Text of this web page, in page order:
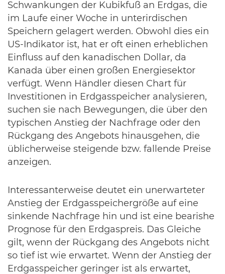
Schwankungen der Kubikfuß an Erdgas, die
im Laufe einer Woche in unterirdischen
Speichern gelagert werden. Obwohl dies ein
US-Indikator ist, hat er oft einen erheblichen
Einfluss auf den kanadischen Dollar, da
Kanada über einen großen Energiesektor
verfügt. Wenn Händler diesen Chart für
Investitionen in Erdgasspeicher analysieren,
suchen sie nach Bewegungen, die über den
typischen Anstieg der Nachfrage oder den
Rückgang des Angebots hinausgehen, die
üblicherweise steigende bzw. fallende Preise
anzeigen.
Interessanterweise deutet ein unerwarteter
Anstieg der Erdgasspeichergröße auf eine
sinkende Nachfrage hin und ist eine bearishe
Prognose für den Erdgaspreis. Das Gleiche
gilt, wenn der Rückgang des Angebots nicht
so tief ist wie erwartet. Wenn der Anstieg der
Erdgasspeicher geringer ist als erwartet,